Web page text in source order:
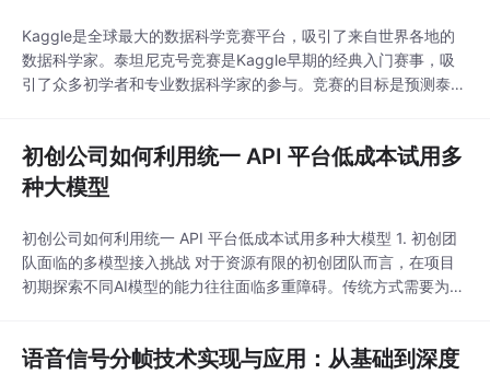
Kaggle是全球最大的数据科学竞赛平台，吸引了来自世界各地的
数据科学家。泰坦尼克号竞赛是Kaggle早期的经典入门赛事，吸
引了众多初学者和专业数据科学家的参与。竞赛的目标是预测泰坦
obert Gentleman在新西兰奥克兰大学开发，它的灵感来源于当时
流行的统计语言S语
初创公司如何利用统一 API 平台低成本试用多
种大模型
初创公司如何利用统一 API 平台低成本试用多种大模型 1. 初创团
队面临的多模型接入挑战 对于资源有限的初创团队而言，在项目
初期探索不同AI模型的能力往往面临多重障碍。传统方式需要为每
生不必要的管理负担。 Taotoken平台通过OpenAI兼容的HTTP A
语音信号分帧技术实现与应用：从基础到深度